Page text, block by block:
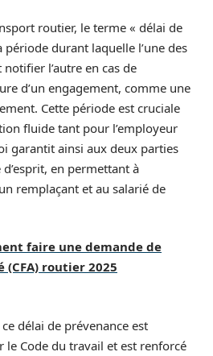
routier, le terme « délai de
période durant laquelle l’une des
l’autre en cas de
d’un engagement, comme une
Cette période est cruciale
fluide tant pour l’employeur
garantit ainsi aux deux parties
en permettant à
remplaçant et au salarié de
faire une demande de
routier 2025
délai de prévenance est
le Code du travail et est renforcé